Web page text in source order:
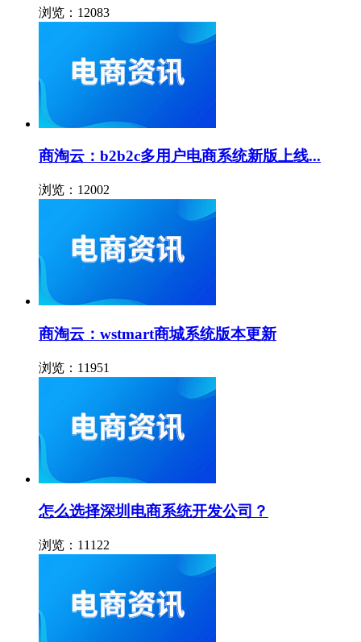
浏览：12083
商淘云：b2b2c多用户电商系统新版上线...
浏览：12002
商淘云：wstmart商城系统版本更新
浏览：11951
怎么选择深圳电商系统开发公司？
浏览：11122